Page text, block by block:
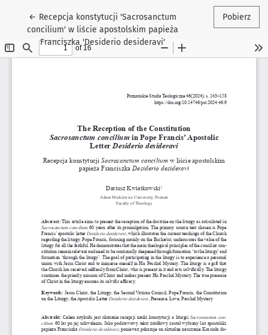
← Wróć do szczegółów artykułu
Recepcja konstytucji 'Sacrosanctum
concilium' w liście apostolskim papieża
Franciszka 'Desiderio desideravi'
Pobierz